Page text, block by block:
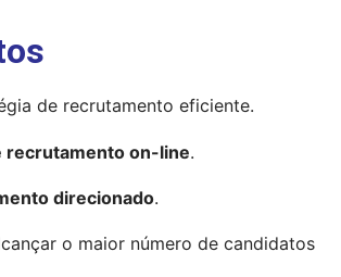
de recrutamento eficiente.
recrutamento on-line.
direcionado.
o maior número de candidatos